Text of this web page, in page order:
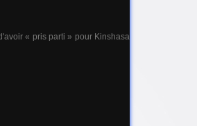
« pris parti » pour Kinshasa